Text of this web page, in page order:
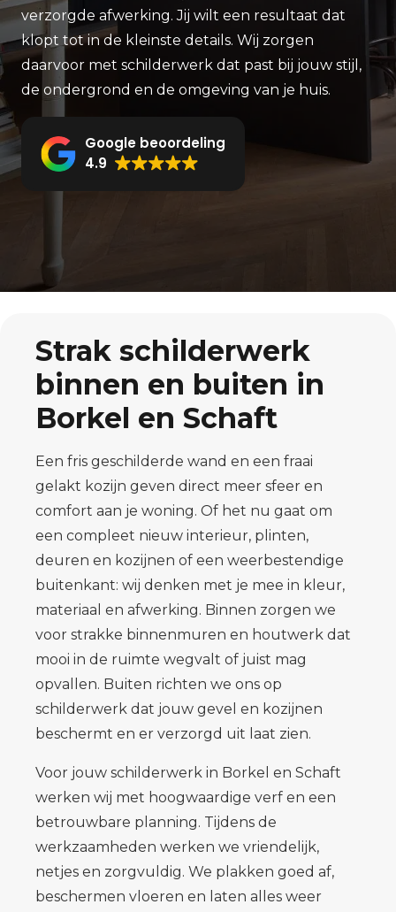
verzorgde afwerking. Jij wilt een resultaat dat
klopt tot in de kleinste details. Wij zorgen
daarvoor met schilderwerk dat past bij jouw stijl,
de ondergrond en de omgeving van je huis.
Google beoordeling
4.9
Strak schilderwerk
binnen en buiten in
Borkel en Schaft
Een fris geschilderde wand en een fraai
gelakt kozijn geven direct meer sfeer en
comfort aan je woning. Of het nu gaat om
een compleet nieuw interieur, plinten,
deuren en kozijnen of een weerbestendige
buitenkant: wij denken met je mee in kleur,
materiaal en afwerking. Binnen zorgen we
voor strakke binnenmuren en houtwerk dat
mooi in de ruimte wegvalt of juist mag
opvallen. Buiten richten we ons op
schilderwerk dat jouw gevel en kozijnen
beschermt en er verzorgd uit laat zien.
Voor jouw schilderwerk in Borkel en Schaft
werken wij met hoogwaardige verf en een
betrouwbare planning. Tijdens de
werkzaamheden werken we vriendelijk,
netjes en zorgvuldig. We plakken goed af,
beschermen vloeren en laten alles weer